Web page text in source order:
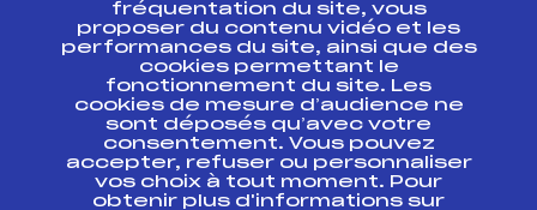
Ressources
Pass’Neige
Projet sportif fédéral
Projet de performance fédéral
Antidopage
Pôle Développement, Formation, Suivi
Scientifique
Listes ministérielles
fréquentation du site, vous
proposer du contenu vidéo et les
performances du site, ainsi que des
cookies permettant le
fonctionnement du site. Les
cookies de mesure d’audience ne
sont déposés qu’avec votre
consentement. Vous pouvez
accepter, refuser ou personnaliser
vos choix à tout moment. Pour
obtenir plus d'informations sur